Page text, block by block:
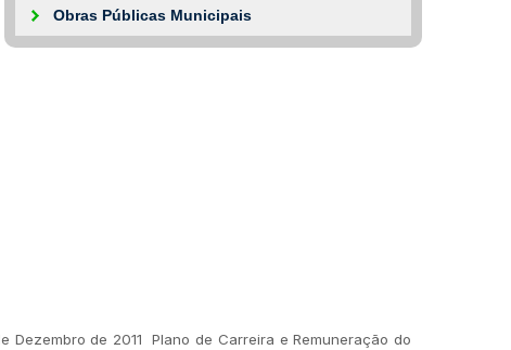
Obras Públicas Municipais
Dezembro de 2011 Plano de Carreira e Remuneração do